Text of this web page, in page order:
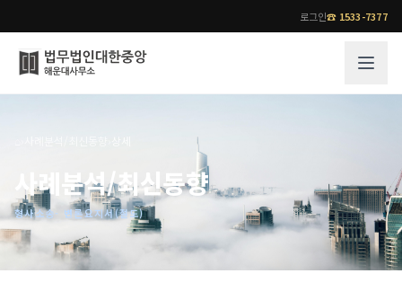
로그인☎ 1533-7377
오시는 길
통합검색
기업 인사이트
사례분석/최신동향
법률지식인
사례분석/최신동향
형사소송- 변론요지서(절도)